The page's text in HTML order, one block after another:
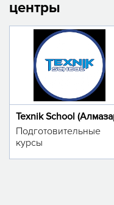
центры
Texnik School
Подготовительные
курсы